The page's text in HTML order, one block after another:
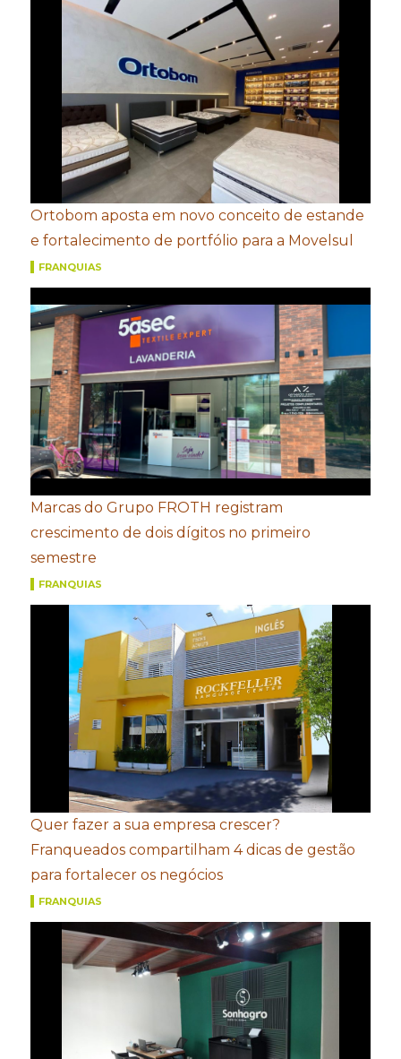
Ortobom aposta em novo conceito de estande
e fortalecimento de portfólio para a Movelsul
FRANQUIAS
Marcas do Grupo FROTH registram
crescimento de dois dígitos no primeiro
semestre
FRANQUIAS
Quer fazer a sua empresa crescer?
Franqueados compartilham 4 dicas de gestão
para fortalecer os negócios
FRANQUIAS